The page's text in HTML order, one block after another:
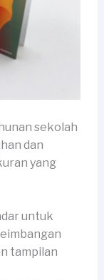
sekolah
dan
yang
untuk
tampilan